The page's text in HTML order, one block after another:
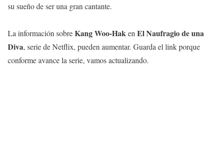
su sueño de ser una gran cantante.
La información sobreKang Woo-Haken El Naufragio de una
Diva, serie de Netflix, pueden aumentar. Guarda el link porque
conforme avance la serie, vamos actualizando.